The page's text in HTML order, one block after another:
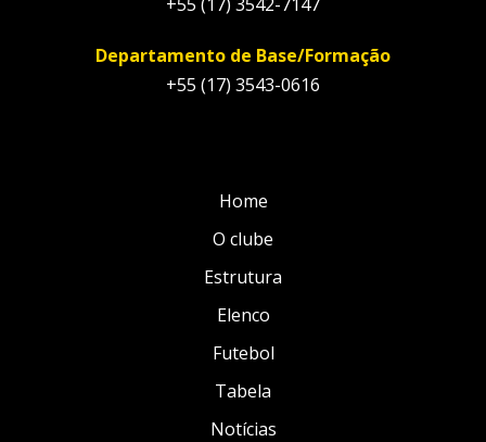
Departamento de Base/Formação
+55 (17) 3543-0616
Home
O clube
Estrutura
Elenco
Futebol
Tabela
Notícias